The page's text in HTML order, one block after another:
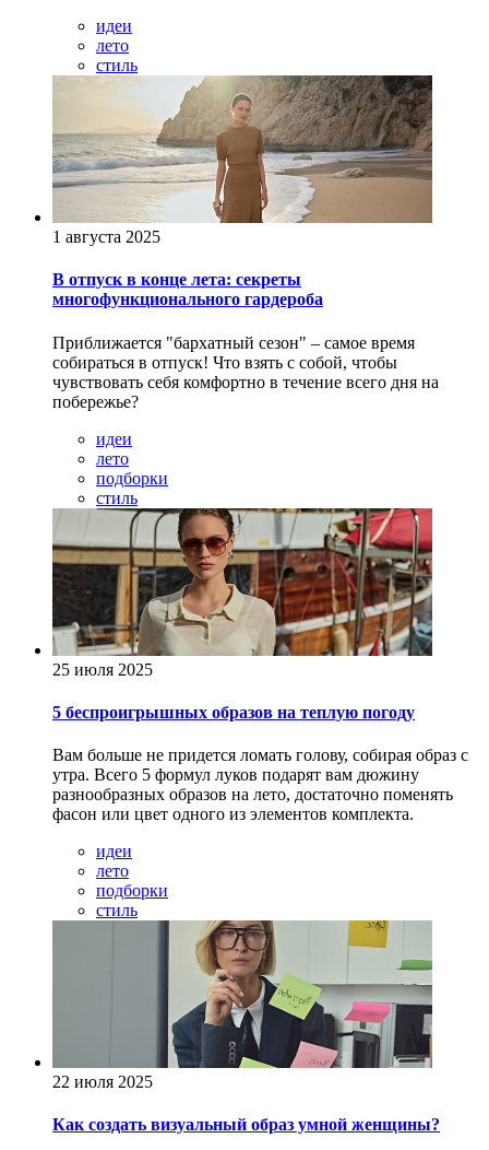
идеи
лето
стиль
1 августа 2025
В отпуск в конце лета: секреты
многофункционального гардероба
Приближается "бархатный сезон" – самое время
собираться в отпуск! Что взять с собой, чтобы
чувствовать себя комфортно в течение всего дня на
побережье?
идеи
лето
подборки
стиль
25 июля 2025
5 беспроигрышных образов на теплую погоду
Вам больше не придется ломать голову, собирая образ с
утра. Всего 5 формул луков подарят вам дюжину
разнообразных образов на лето, достаточно поменять
фасон или цвет одного из элементов комплекта.
идеи
лето
подборки
стиль
22 июля 2025
Как создать визуальный образ умной женщины?